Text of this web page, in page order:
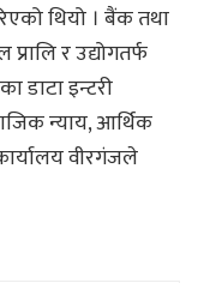
थियो । बैंक तथा
र उद्योगतर्फ
डाटा इन्टरी
न्याय, आर्थिक
वीरगंजले